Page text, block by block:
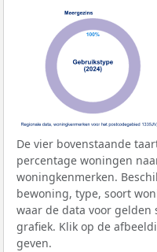
De vier bovenstaande
percentage woningen
woningkenmerken.
bewoning, type, soort
waar de data voor
grafiek. Klik op de
geven.